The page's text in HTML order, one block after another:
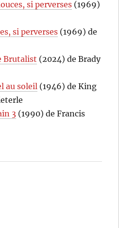
si perverses (1969)
si perverses (1969) de
Brutalist (2024) de Brady
au soleil (1946) de King
3 (1990) de Francis